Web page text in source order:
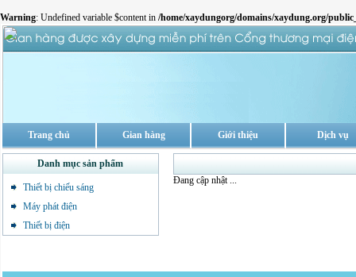
Warning: Undefined variable $content in /home/xaydungorg/domains/xaydung.org/
Trang chủ Gian hàng Giới thiệu Dịch vụ
Danh mục sản phẩm
Thiết bị chiếu sáng
Máy phát điện
Thiết bị điện
Đang cập nhật ...